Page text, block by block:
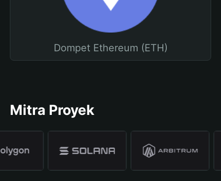
Dompet Ethereum (ETH)
Mitra Proyek